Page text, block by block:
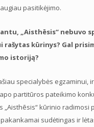
pasitikėjimo.
„Aisthēsis“ nebuvo
rašytas kūrinys? Gal
istoriją?
specialybės egzaminui,
partitūros pateikimo
„Aisthēsis“ kūrinio radimosi
sudėtingas ir